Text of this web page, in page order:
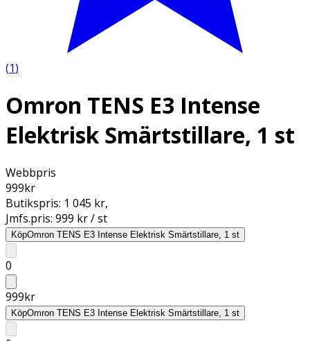
(1)
Omron TENS E3 Intense
Elektrisk Smärtstillare, 1 st
Webbpris
999kr
Butikspris: 1 045 kr,
Jmfs.pris: 999 kr / st
KöpOmron TENS E3 Intense Elektrisk Smärtstillare, 1 st
0
999kr
KöpOmron TENS E3 Intense Elektrisk Smärtstillare, 1 st